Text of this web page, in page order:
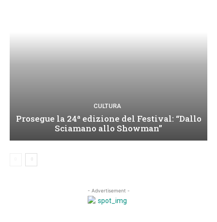
CULTURA
Prosegue la 24ª edizione del Festival: “Dallo
Sciamano allo Showman”
- Advertisement -